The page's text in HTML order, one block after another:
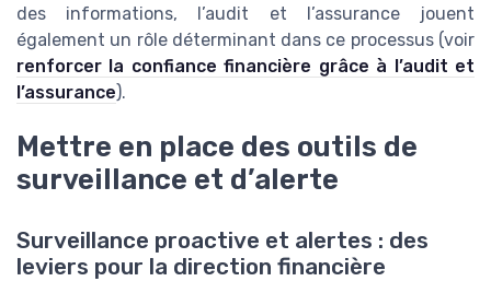
des informations, l’audit et l’assurance jouent
également un rôle déterminant dans ce processus (voir
renforcer la confiance financière grâce à l’audit et
l’assurance).
Mettre en place des outils de
surveillance et d’alerte
Surveillance proactive et alertes : des
leviers pour la direction financière